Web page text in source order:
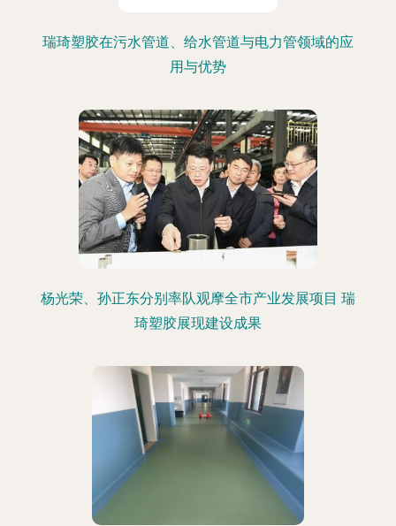
瑞琦塑胶在污水管道、给水管道与电力管领域的应
用与优势
杨光荣、孙正东分别率队观摩全市产业发展项目 瑞
琦塑胶展现建设成果